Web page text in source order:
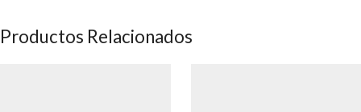
Productos Relacionados